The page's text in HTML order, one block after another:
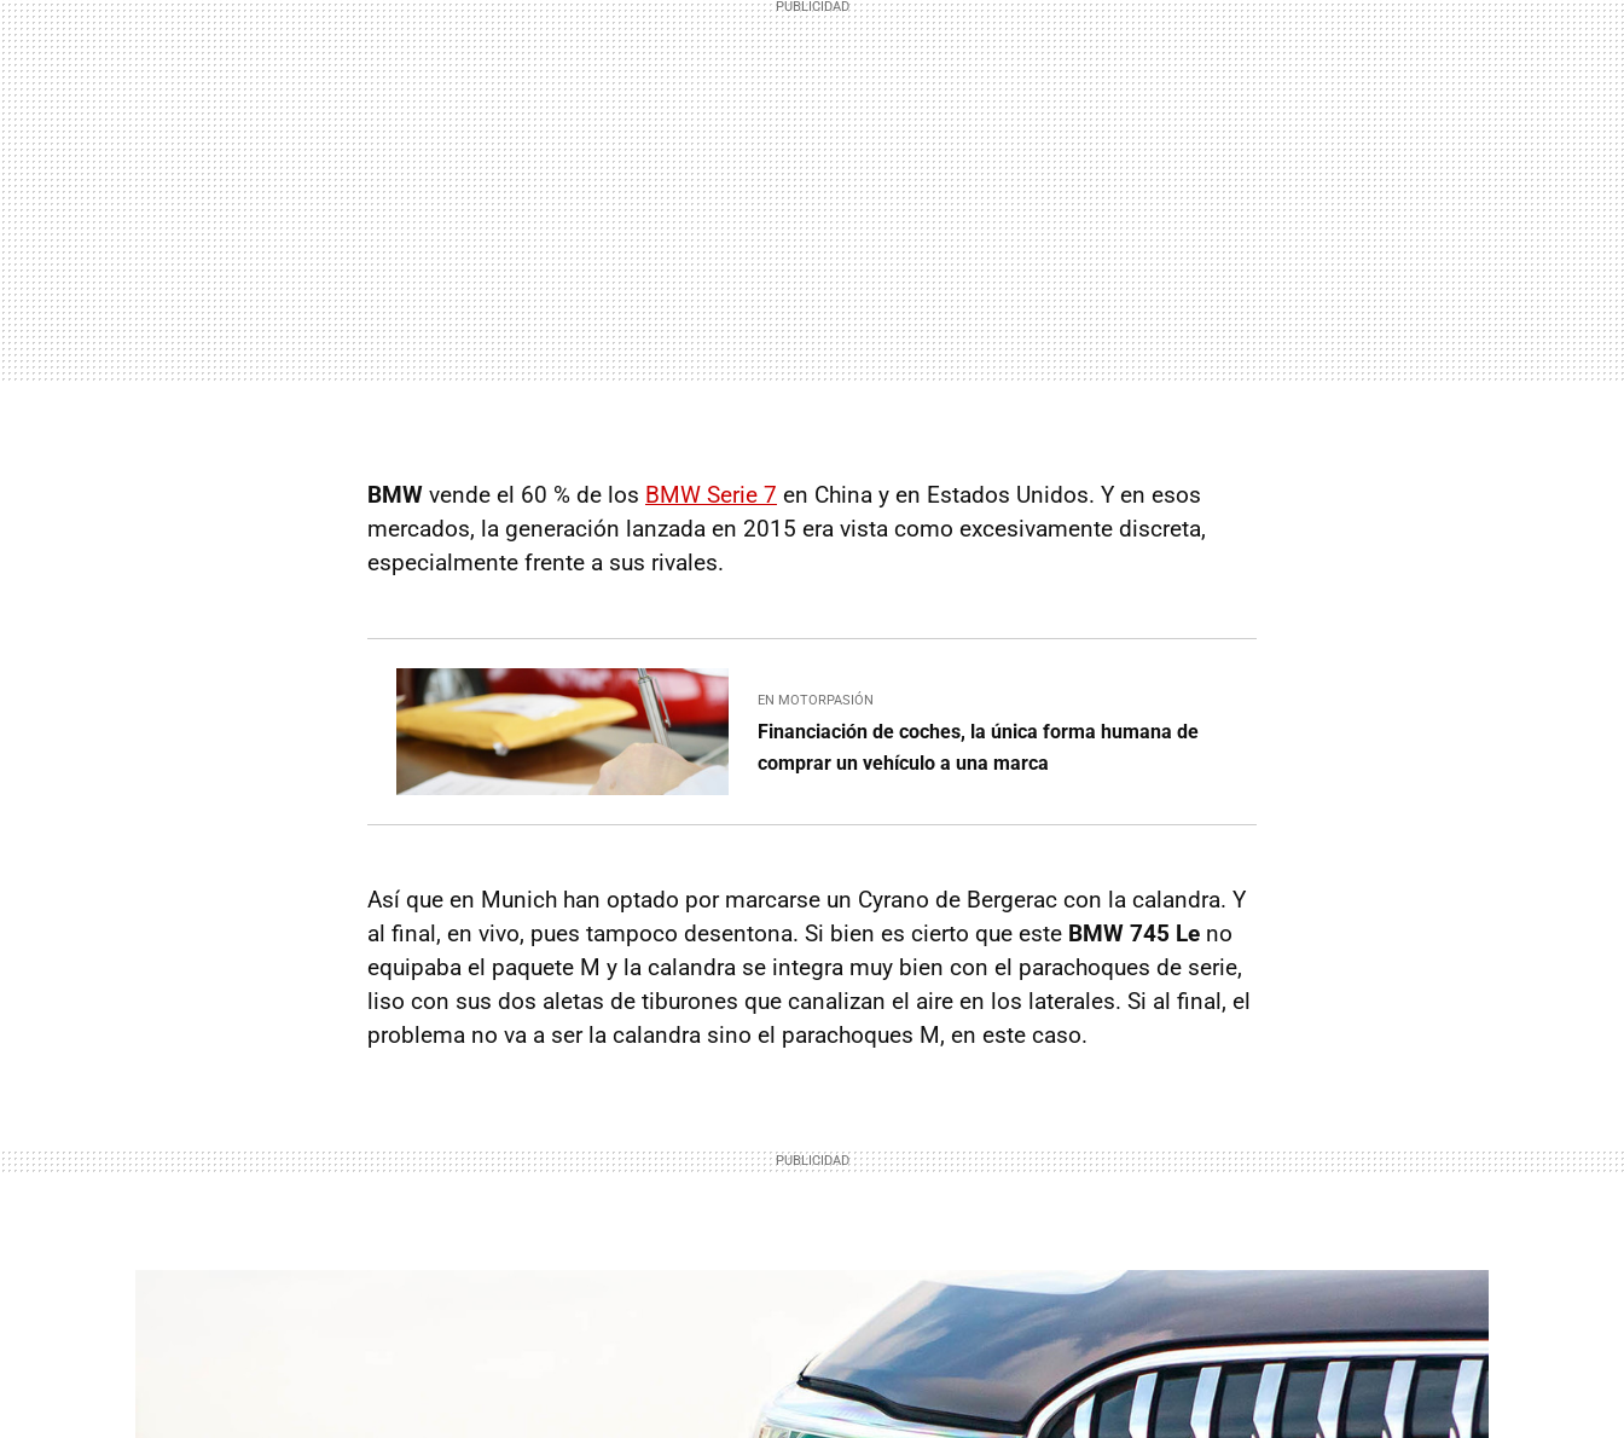
BMW vende el 60 % de los BMW Serie 7 en China y en Estados Unidos. Y en esos
mercados, la generación lanzada en 2015 era vista como excesivamente discreta,
especialmente frente a sus rivales.
EN MOTORPASIÓN
Financiación de coches, la única forma humana de
comprar un vehículo a una marca
Así que en Munich han optado por marcarse un Cyrano de Bergerac con la calandra. Y
al final, en vivo, pues tampoco desentona. Si bien es cierto que este BMW 745 Le no
equipaba el paquete M y la calandra se integra muy bien con el parachoques de serie,
liso con sus dos aletas de tiburones que canalizan el aire en los laterales. Si al final, el
problema no va a ser la calandra sino el parachoques M, en este caso.